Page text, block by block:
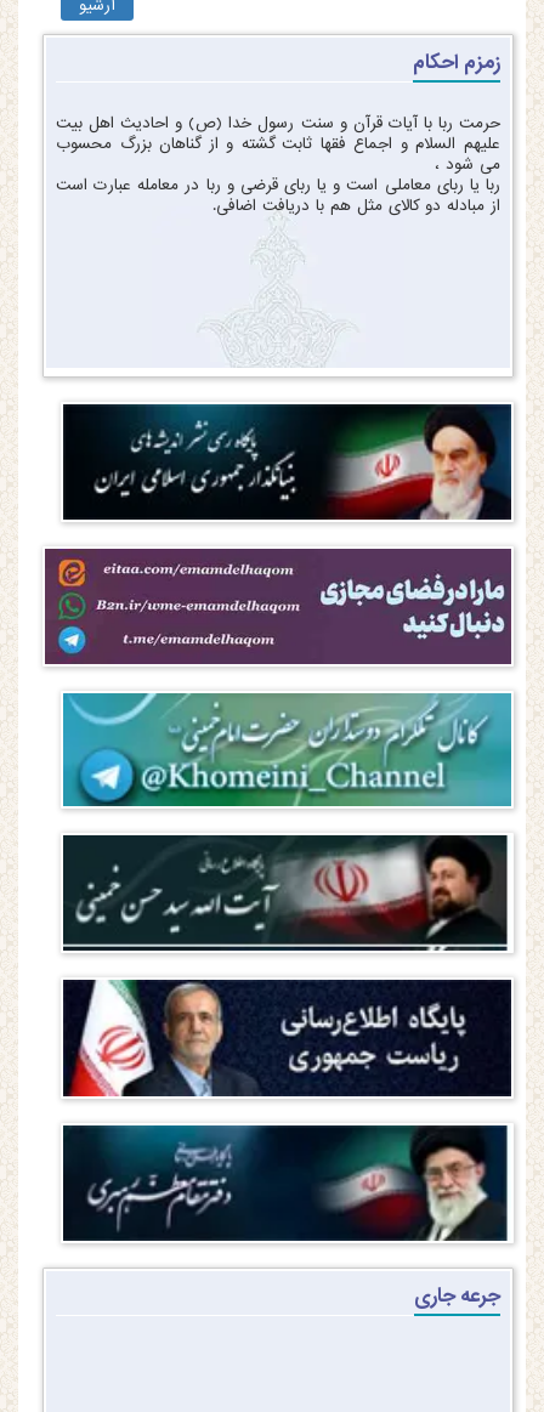
آرشیو
زمزم احکام
حرمت ربا با آیات قرآن و سنت رسول خدا (ص) و احادیث اهل بیت
علیهم السلام و اجماع فقها ثابت گشته و از گناهان بزرگ محسوب
می شود ،
ربا یا ربای معاملی است و یا ربای قرضی و ربا در معامله عبارت است
از مبادله دو کالای مثل هم با دریافت اضافی.
جرعه جاری